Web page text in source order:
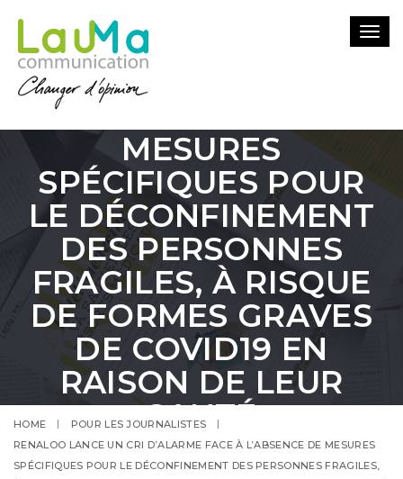
RENALOO LANCE UN
CRI D’ALARME FACE À
L’ABSENCE DE
MESURES
SPÉCIFIQUES POUR
LE DÉCONFINEMENT
DES PERSONNES
FRAGILES, À RISQUE
DE FORMES GRAVES
DE COVID19 EN
RAISON DE LEUR
SANTÉ
05 MAI 2020/ PARLAURENT MIGNON
HOME
POUR LES JOURNALISTES
RENALOO LANCE UN CRI D’ALARME FACE À L’ABSENCE DE MESURES
SPÉCIFIQUES POUR LE DÉCONFINEMENT DES PERSONNES FRAGILES,